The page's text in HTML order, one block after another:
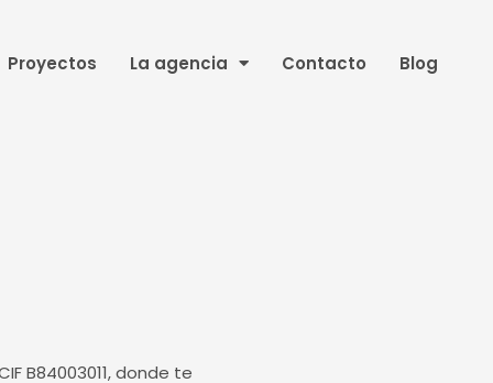
Proyectos La agencia Contacto Blog
B84003011, donde te